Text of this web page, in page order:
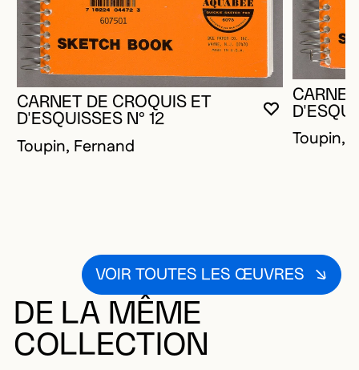
VOUS
FERMER
OUVRIR LA
CARNET DE CROQUIS ET
D'ESQUISSES N° 12
Toupin, Fernand Toupin,
VOIR TOUTES LES ŒUVRES
DE LA MÊME
COLLECTION